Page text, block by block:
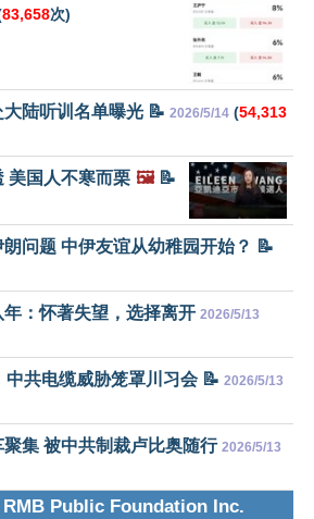
83,658次)
陆听训名单曝光 📝 2026/5/14 (54,313
美国人不寒而栗 🖼️📝
问题 中伊友谊从幼稚园开始？ 📝
年：怀著失望，选择离开 2026/5/13
共电缆威胁笼罩川习会 📝 2026/5/13
集 被中共制裁卢比奥随行 2026/5/13
Public Foundation Inc.